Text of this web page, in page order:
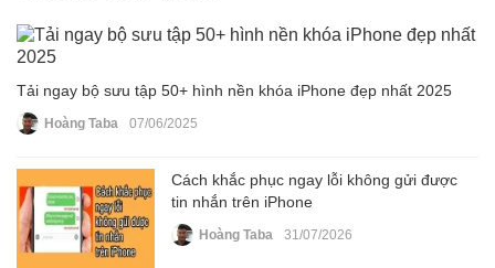
Tải ngay bộ sưu tập 50+ hình nền khóa iPhone đẹp nhất 2025
Hoàng Taba 07/06/2025
Cách khắc phục ngay lỗi không gửi được
tin nhắn trên iPhone
Hoàng Taba 31/07/2026